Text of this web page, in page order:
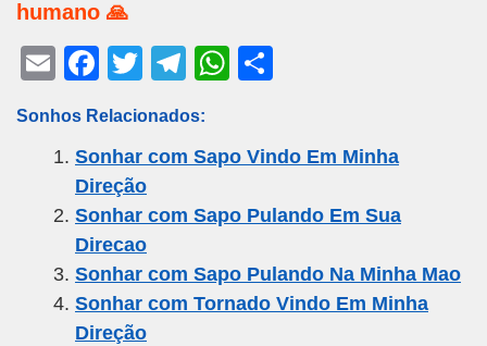
humano 🙏
E
ail
F
a
c
e
b
o
o
k
T
tt
er
T
e
gr
a
m
W
s
A
p
p
e
Sonhos Relacionados:
Sonhar com Sapo Vindo Em Minha
Direção
Sonhar com Sapo Pulando Em Sua
Direcao
Sonhar com Sapo Pulando Na Minha Mao
Sonhar com Tornado Vindo Em Minha
Direção